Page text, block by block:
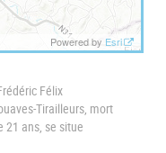
Powered by Esri
Félix
Tirailleurs, mort
21 ans, se situe